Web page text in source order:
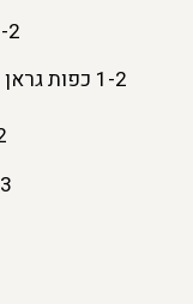
1-2 כפות
1-2 כפות גראן מרנייה או טריפל סק (אופציונאלי)
2
2-3